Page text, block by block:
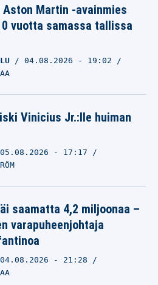
Martin -avainmies
vuotta samassa tallissa
04.08.2026 - 19:02
Vinicius Jr.:lle huiman
05.08.2026 - 17:17
saamatta 4,2 miljoonaa –
varapuheenjohtaja
04.08.2026 - 21:28